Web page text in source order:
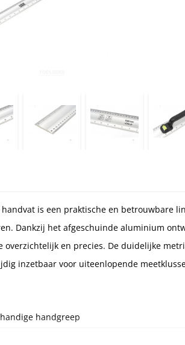
is een praktische en betrouwbare
Dankzij het afgeschuinde aluminium
en precies. De duidelijke
inzetbaar voor uiteenlopende
handgreep